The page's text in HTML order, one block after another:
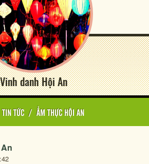
Vinh danh Hội An
TIN TỨC / ẨM THỰC HỘI AN